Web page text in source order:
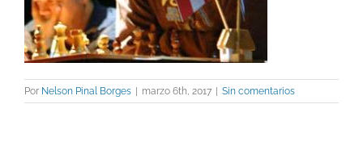
Por Nelson Pinal Borges | marzo 6th, 2017 | Sin comentarios